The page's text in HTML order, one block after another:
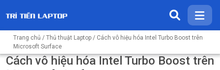
Trang chủ / Thủ thuật Laptop / Cách vô hiệu hóa Intel Turbo Boost trên
Microsoft Surface
Cách vô hiệu hóa Intel Turbo Boost trên